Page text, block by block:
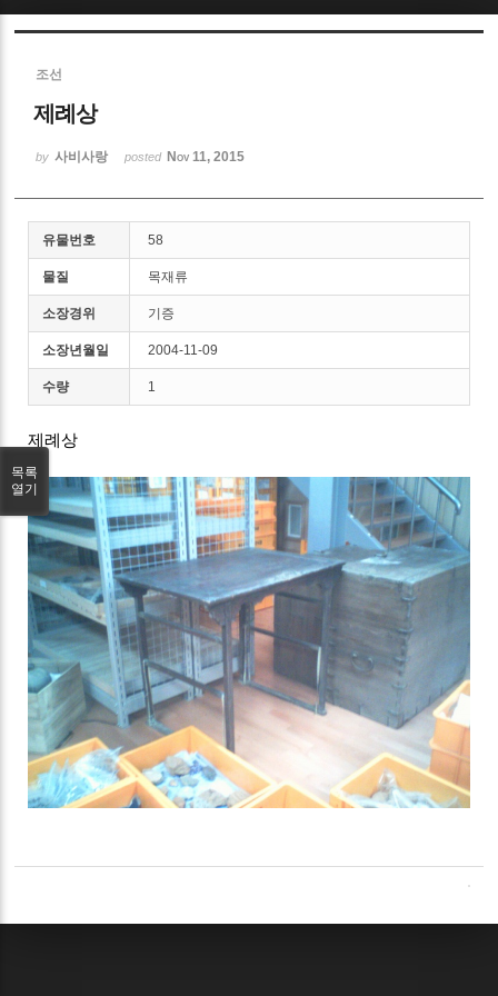
조선
제례상
by 사비사랑 posted Nov 11, 2015
유물번호 58
물질 목재류
소장경위 기증
소장년월일 2004-11-09
수량 1
제례상
목록
열기
Sketchbook5, 스케치북5
Sketchbook5, 스케치북5